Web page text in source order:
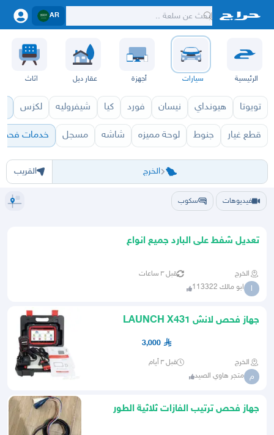
AR
الرئيسية سيارات أجهزة عقار ديل اثاث
تويوتا هيونداي نيسان فورد كيا شيفروليه لكزس
قطع غيار جنوط لوحة مميزه شاشه مسجل خدمات فحص
الخرج
الرياض الدوادمي القويعيةالمجمعة
القريب
فيديوهات سكوب
تعديل شفط على البارد جميع انواع
الخرج قبل ٣ ساعات
ا ابو مالك 113322
جهاز فحص لانش LAUNCH X431
3,000
الخرج قبل ٣ أيام
م متجر هاوي الصيد
جهاز فحص ترتيب الفازات ثلاثية الطور